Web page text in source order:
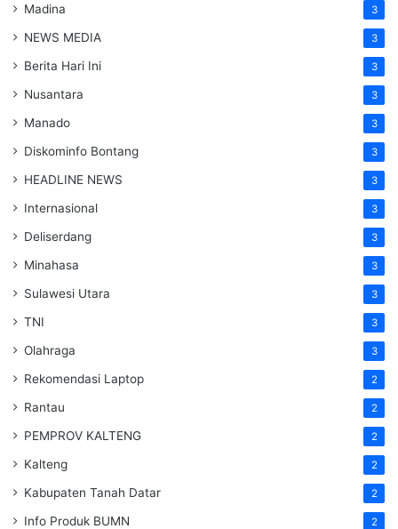
Madina 3
NEWS MEDIA 3
Berita Hari Ini 3
Nusantara 3
Manado 3
Diskominfo Bontang 3
HEADLINE NEWS 3
Internasional 3
Deliserdang 3
Minahasa 3
Sulawesi Utara 3
TNI 3
Olahraga 3
Rekomendasi Laptop 2
Rantau 2
PEMPROV KALTENG 2
Kalteng 2
Kabupaten Tanah Datar 2
Info Produk BUMN 2